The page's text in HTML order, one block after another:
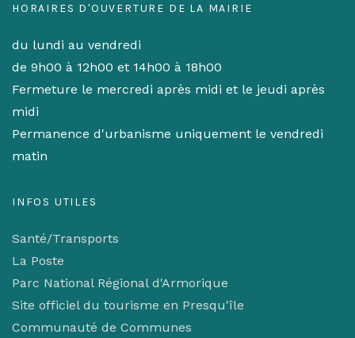
HORAIRES D'OUVERTURE DE LA MAIRIE
du lundi au vendredi
de 9h00 à 12h00 et 14h00 à 18h00
Fermeture le mercredi après midi et le jeudi après
midi
Permanence d'urbanisme uniquement le vendredi
matin
INFOS UTILES
Santé/Transports
La Poste
Parc National Régional d'Armorique
Site officiel du tourisme en Presqu'île
Communauté de Communes